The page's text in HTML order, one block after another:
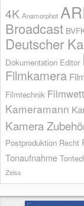
4K Anamorphot
Broadcast
Deutscher
Dokumentation Editor
Filmkamera
Filmtechnik
Kameramann
Kamera
Postproduktion Recht
Tonaufnahme
Zeiss